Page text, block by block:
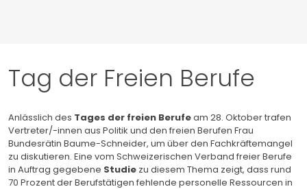
Tag der Freien Berufe
Anlässlich des Tages der freien Berufeam 28. Oktober trafen
Vertreter/-innen aus Politik und den freien Berufen Frau
Bundesrätin Baume-Schneider, um über den Fachkräftemangel
zu diskutieren. Eine vom Schweizerischen Verband freier Berufe
in Auftrag gegebene Studie zu diesem Thema zeigt, dass rund
70 Prozent der Berufstätigen fehlende personelle Ressourcen in